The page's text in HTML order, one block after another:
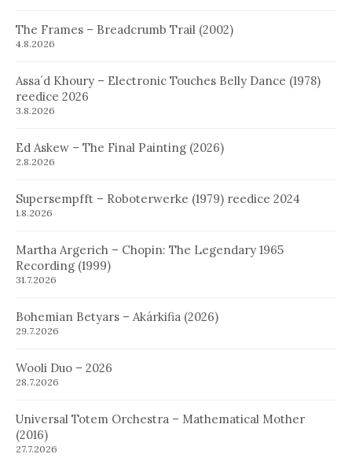
The Frames – Breadcrumb Trail (2002)
4.8.2026
Assa´d Khoury – Electronic Touches Belly Dance (1978)
reedice 2026
3.8.2026
Ed Askew – The Final Painting (2026)
2.8.2026
Supersempfft – Roboterwerke (1979) reedice 2024
1.8.2026
Martha Argerich – Chopin: The Legendary 1965
Recording (1999)
31.7.2026
Bohemian Betyars – Akárkifia (2026)
29.7.2026
Wooli Duo – 2026
28.7.2026
Universal Totem Orchestra – Mathematical Mother
(2016)
27.7.2026